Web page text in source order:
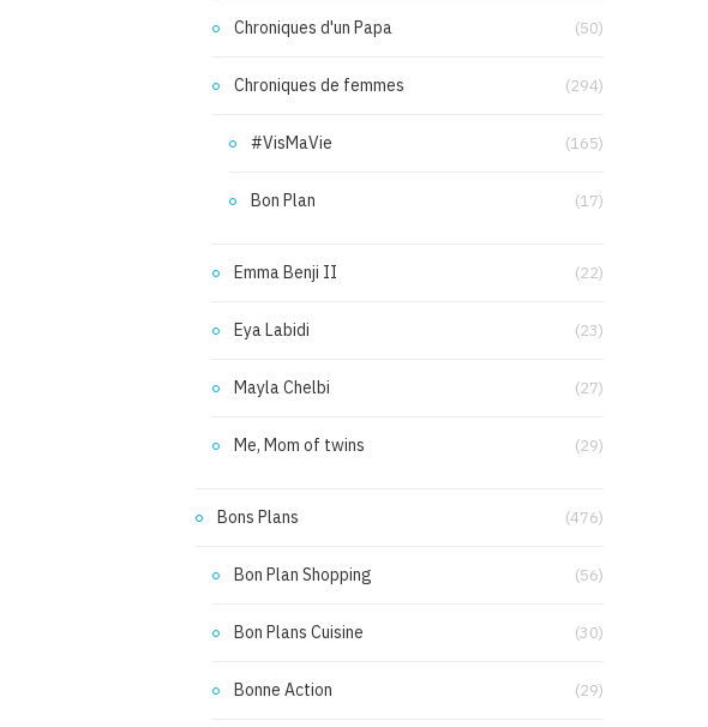
Chroniques d'un Papa (50)
Chroniques de femmes (294)
#VisMaVie (165)
Bon Plan (17)
Emma Benji II (22)
Eya Labidi (23)
Mayla Chelbi (27)
Me, Mom of twins (29)
Bons Plans (476)
Bon Plan Shopping (56)
Bon Plans Cuisine (30)
Bonne Action (29)